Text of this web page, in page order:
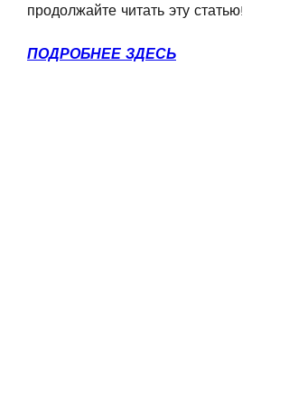
продолжайте читать эту статью!
ПОДРОБНЕЕ ЗДЕСЬ